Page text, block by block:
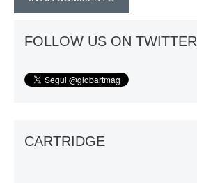
FOLLOW US ON TWITTER
CARTRIDGE